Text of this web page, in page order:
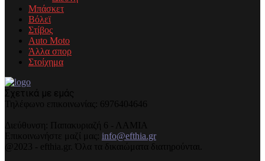
Μπάσκετ
Βόλεϊ
Στίβος
Auto Moto
Άλλα σπορ
Στοίχημα
Σχετικά με εμάς
Τηλέφωνo επικοινωνίας: 6976404646
Διεύθυνση: Παπακυριαζή 6 - ΛΑΜΙΑ
Επικοινωνήστε μαζί μας: info@efthia.gr
@2023 - efthia.gr. Όλα τα δικαιώματα διατηρούνται.